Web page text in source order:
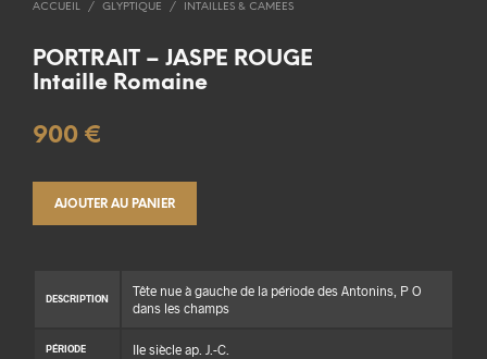
ACCUEIL / GLYPTIQUE / INTAILLES & CAMÉES
PORTRAIT – JASPE ROUGE
Intaille Romaine
900 €
AJOUTER AU PANIER
DESCRIPTION
Tête nue à gauche de la période des Antonins, P O
dans les champs
PÉRIODE IIe siècle ap. J.-C.